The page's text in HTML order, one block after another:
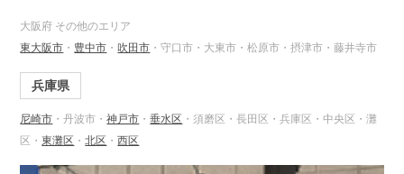
大阪府 その他のエリア
東大阪市 ・ 豊中市 ・ 吹田市 ・守口市・大東市・松原市・摂津市・藤井寺市
兵庫県
尼崎市 ・丹波市・神戸市 ・垂水区 ・須磨区・長田区・兵庫区・中央区・灘
区・東灘区 ・北区 ・西区